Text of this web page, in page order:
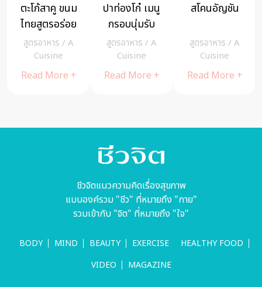
ตะโก้สาคู ขนม
ไทยสูตรอร่อย
หอมหวานด้วย
มะพร้าวอ่อน
ทำง่ายนิด
สูตรอาหาร / A
Cuisine
Read More +
ปาท่องโก๋ เมนู
กรอบนุ่มรับ
อรุณ
สูตรอาหาร / A
Cuisine
Read More +
สโคนอัญชัน
สูตรอาหาร / A
Cuisine
Read More +
ชีวจิตแนวความคิดเรื่องสุขภาพ
แบบองค์รวม "ชีว" ที่หมายถึง "กาย"
รวมเข้ากับ "จิต" ที่หมายถึง "ใจ"
BODY MIND BEAUTY EXERCISE
HEALTHY FOOD
VIDEO
MAGAZINE